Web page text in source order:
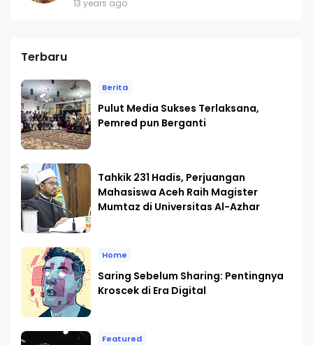
13 years ago
Terbaru
Berita
Pulut Media Sukses Terlaksana,
Pemred pun Berganti
Tahkik 231 Hadis, Perjuangan
Mahasiswa Aceh Raih Magister
Mumtaz di Universitas Al-Azhar
Home
Saring Sebelum Sharing: Pentingnya
Kroscek di Era Digital
Featured